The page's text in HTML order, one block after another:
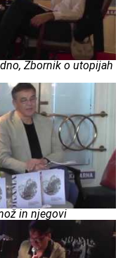
Zbornik o utopijah
in njegovi